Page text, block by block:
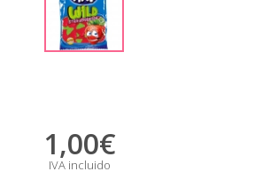
1,00€
IVA incluido